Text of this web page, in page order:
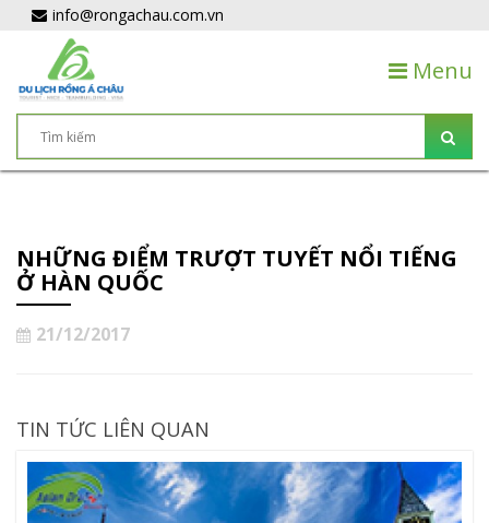
info@rongachau.com.vn
Menu
NHỮNG ĐIỂM TRƯỢT TUYẾT NỔI TIẾNG
Ở HÀN QUỐC
21/12/2017
TIN TỨC LIÊN QUAN